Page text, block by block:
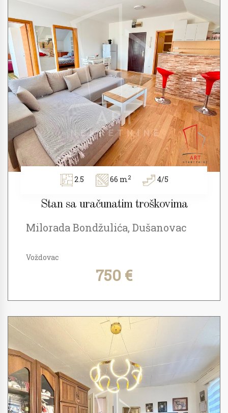
2.5 66 m2 4/5
Stan sa uračunatim troškovima
Milorada Bondžulića, Dušanovac
Voždovac
750 €